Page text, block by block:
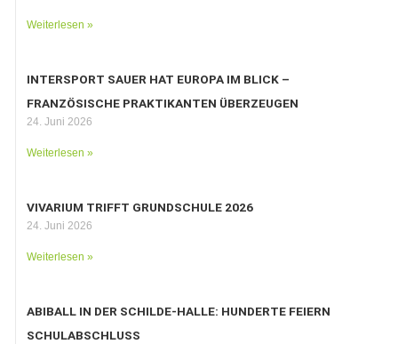
Weiterlesen »
INTERSPORT SAUER HAT EUROPA IM BLICK –
FRANZÖSISCHE PRAKTIKANTEN ÜBERZEUGEN
24. Juni 2026
Weiterlesen »
VIVARIUM TRIFFT GRUNDSCHULE 2026
24. Juni 2026
Weiterlesen »
ABIBALL IN DER SCHILDE-HALLE: HUNDERTE FEIERN
SCHULABSCHLUSS